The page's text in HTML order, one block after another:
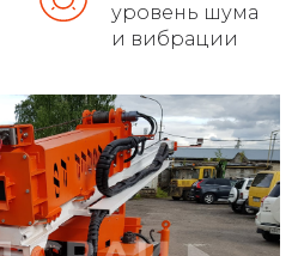
фундамента
опор
уровень шума
и вибрации